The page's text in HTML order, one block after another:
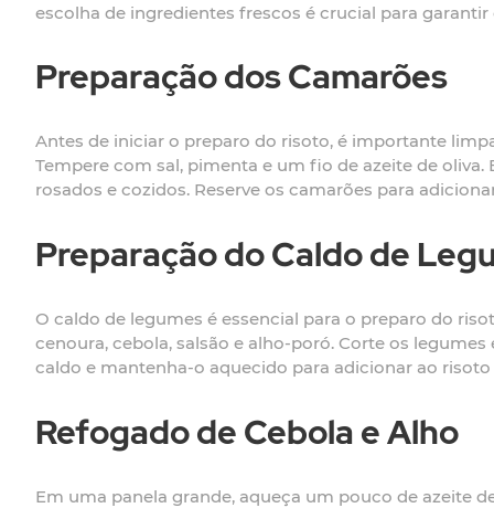
escolha de ingredientes frescos é crucial para
Preparação dos Camarões
Antes de iniciar o preparo do risoto, é importante
Tempere com sal, pimenta e um fio de azeite de
rosados e cozidos. Reserve os camarões para
Preparação do Caldo de
O caldo de legumes é essencial para o preparo do
cenoura, cebola, salsão e alho-poró. Corte os
caldo e mantenha-o aquecido para adicionar ao
Refogado de Cebola e Alho
Em uma panela grande, aqueça um pouco de azeite